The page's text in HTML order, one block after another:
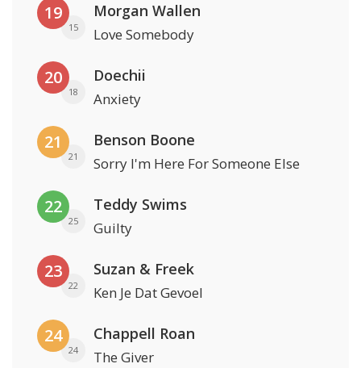
19
15
Morgan Wallen
Love Somebody
20
18
Doechii
Anxiety
21
21
Benson Boone
Sorry I'm Here For Someone Else
22
25
Teddy Swims
Guilty
23
22
Suzan & Freek
Ken Je Dat Gevoel
24
24
Chappell Roan
The Giver